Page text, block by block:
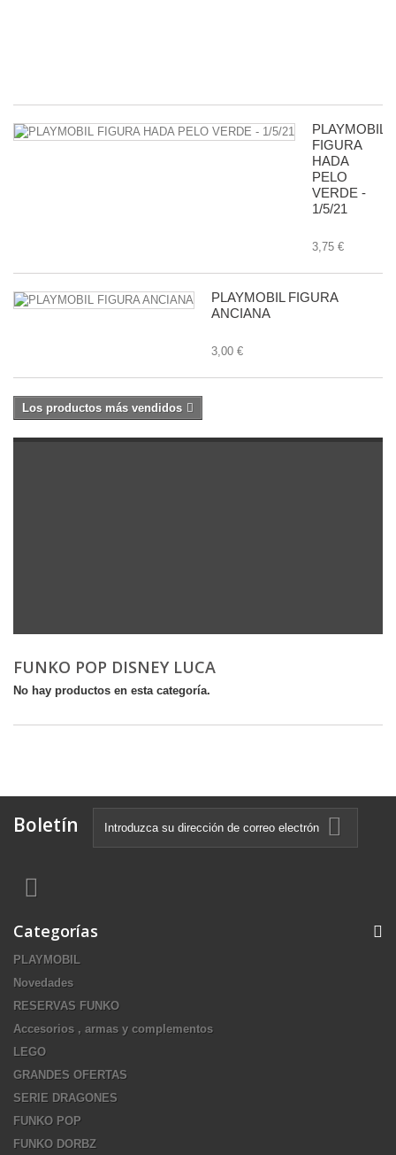
PLAYMOBIL
FIGURA
HADA
PELO
VERDE -
1/5/21
3,75 €
PLAYMOBIL FIGURA
ANCIANA
3,00 €
Los productos más vendidos
FUNKO POP DISNEY LUCA
No hay productos en esta categoría.
Boletín
Categorías
PLAYMOBIL
Novedades
RESERVAS FUNKO
Accesorios , armas y complementos
LEGO
GRANDES OFERTAS
SERIE DRAGONES
FUNKO POP
FUNKO DORBZ